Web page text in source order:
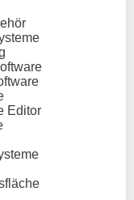
Editor